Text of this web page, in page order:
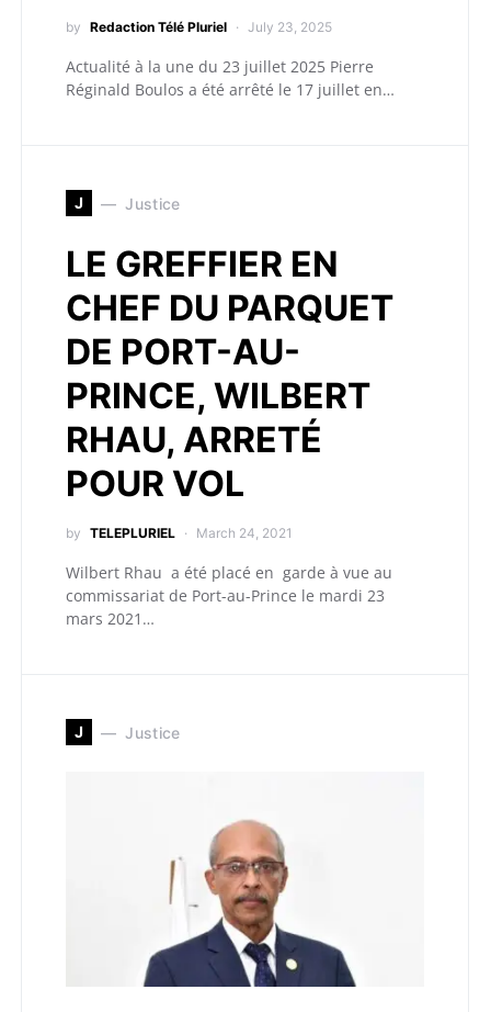
by Redaction Télé Pluriel July 23, 2025
Actualité à la une du 23 juillet 2025 Pierre
Réginald Boulos a été arrêté le 17 juillet en…
J Justice
LE GREFFIER EN
CHEF DU PARQUET
DE PORT-AU-
PRINCE, WILBERT
RHAU, ARRETÉ
POUR VOL
by TELEPLURIEL March 24, 2021
Wilbert Rhau a été placé en garde à vue au
commissariat de Port-au-Prince le mardi 23
mars 2021…
J Justice